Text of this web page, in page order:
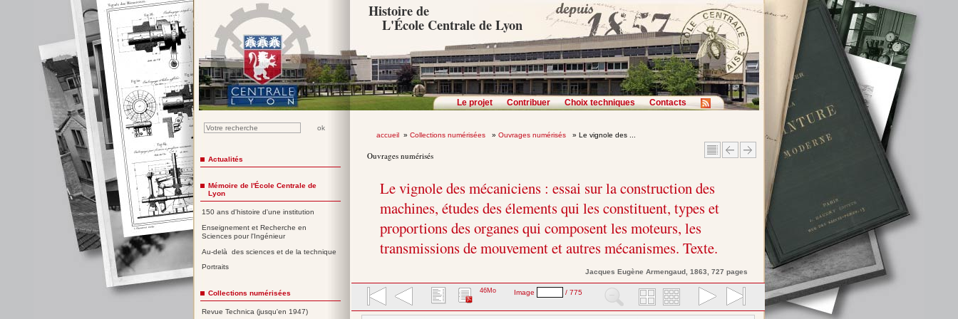
Histoire de
L'École Centrale de Lyon
Le projet Contribuer Choix techniques Contacts
accueil» Collections numérisées » Ouvrages numérisés » Le vignole des ...
Ouvrages numérisés
Le vignole des mécaniciens : essai sur la construction des
machines, études des élements qui les constituent, types et
proportions des organes qui composent les moteurs, les
transmissions de mouvement et autres mécanismes. Texte.
Jacques EugèneArmengaud, 1863, 727 pages
46Mo Image / 775
Actualités
Mémoire de l'École Centrale de
Lyon
150 ans d'histoire d'une institution
Enseignement et Recherche en
Sciences pour l'Ingénieur
Au-delà des sciences et de la technique
Portraits
Collections numérisées
Revue Technica (jusqu'en 1947)